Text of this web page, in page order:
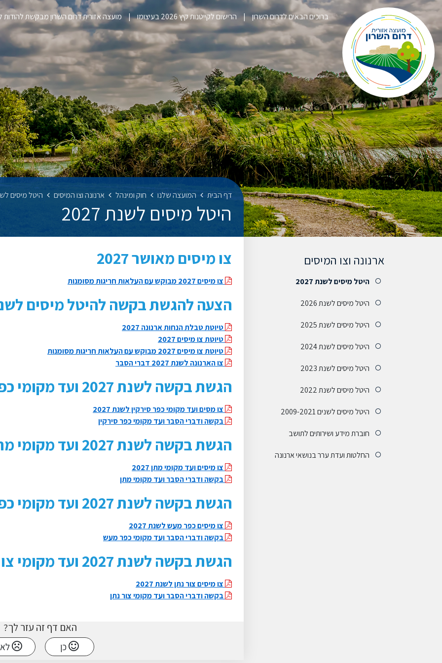
ברוכים הבאים לדרום השרון הרישום לקייטנות קיץ 2026 בעיצומו מועצה אזורית דרום השרון מבקשת
ארנונה וצו המיסים
היטל מיסים לשנת 2027
היטל מיסים לשנת 2026
היטל מיסים לשנת 2025
היטל מיסים לשנת 2024
היטל מיסים לשנת 2023
היטל מיסים לשנת 2022
היטל מיסים לשנים 2009-2021
חוברת מידע ושירותים לתושב
החלטות ועדת ערר בנושאי ארנונה
דף הבית המועצה שלנו חוק ומינהל ארנונה וצו המיסים היטל מיסים לשנת
היטל מיסים לשנת 2027
צו מיסים מאושר 2027
צו מיסים 2027 מבוקש עם העלאות חריגות מסומנות
הצעה להגשת בקשה להיטל מיסים לשנת
טיוטת טבלת הנחות ארנונה 2027
טיוטת צו מיסים 2027
טיוטת צו מיסים 2027 מבוקש עם העלאות חריגות מסומנות
צו הארנונה לשנת 2027 דברי הסבר
הגשת בקשה לשנת 2027 ועד מקומי כפר סירקין
צו מסים ועד מקומי כפר סירקין לשנת 2027
בקשה ודברי הסבר ועד מקומי כפר סירקין
הגשת בקשה לשנת 2027 ועד מקומי מתן
צו מיסים ועד מקומי מתן 2027
בקשה ודברי הסבר ועד מקומי מתן
הגשת בקשה לשנת 2027 ועד מקומי כפר מעש
צו מיסים כפר מעש לשנת 2027
בקשה ודברי הסבר ועד מקומי כפר מעש
הגשת בקשה לשנת 2027 ועד מקומי צור נתן
צו מיסים צור נתן לשנת 2027
בקשה ודברי הסבר ועד מקומי צור נתן
האם דף זה עזר לך?
כן לא